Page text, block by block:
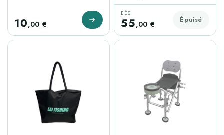
10,00 €
DÈS
55,00 € Épuisé